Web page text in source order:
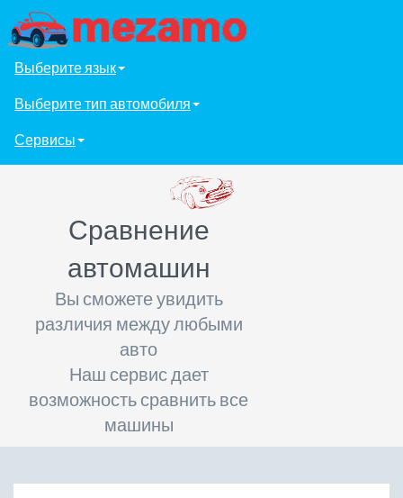
Выберите язык
Выберите тип автомобиля
Сервисы
Сравнение
автомашин
Вы сможете увидить
различия между любыми
авто
Наш сервис дает
возможность сравнить все
машины